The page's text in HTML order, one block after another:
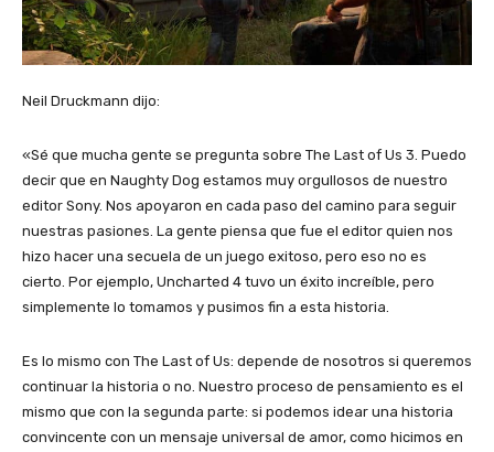
Neil Druckmann dijo:
«Sé que mucha gente se pregunta sobre The Last of Us 3. Puedo
decir que en Naughty Dog estamos muy orgullosos de nuestro
editor Sony. Nos apoyaron en cada paso del camino para seguir
nuestras pasiones. La gente piensa que fue el editor quien nos
hizo hacer una secuela de un juego exitoso, pero eso no es
cierto. Por ejemplo, Uncharted 4 tuvo un éxito increíble, pero
simplemente lo tomamos y pusimos fin a esta historia.
Es lo mismo con The Last of Us: depende de nosotros si queremos
continuar la historia o no. Nuestro proceso de pensamiento es el
mismo que con la segunda parte: si podemos idear una historia
convincente con un mensaje universal de amor, como hicimos en